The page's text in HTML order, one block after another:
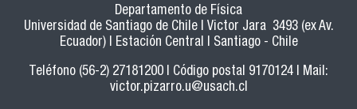
Departamento de Física
Universidad de Santiago de Chile | Victor Jara 3493 (ex Av.
Ecuador) | Estación Central | Santiago - Chile
Teléfono (56-2) 27181200 | Código postal 9170124 | Mail:
victor.pizarro.u@usach.cl